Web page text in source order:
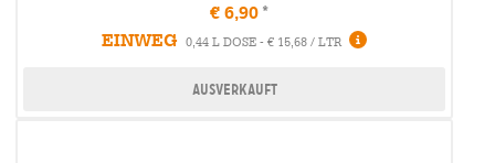
€ 6,90
EINWEG
0,44 L DOSE - € 15,68 / LTR
Ausverkauft